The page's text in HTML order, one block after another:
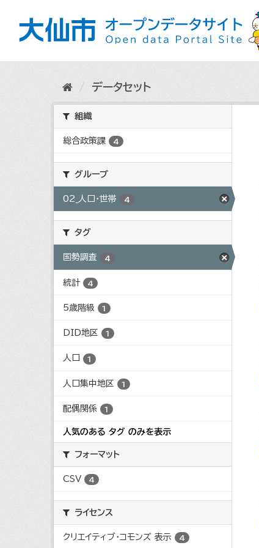
データセット
組織
総合政策課 4
グループ
02_人口・世帯 4
タグ
国勢調査 4
統計 4
5歳階級 1
DID地区 1
人口 1
人口集中地区 1
配偶関係 1
人気のある タグ のみを表示
フォーマット
CSV 4
ライセンス
クリエイティブ・コモンズ 表示 4